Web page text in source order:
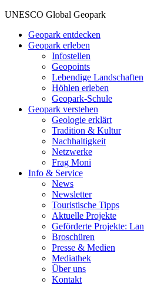
UNESCO Global Geopark
Geopark entdecken
Geopark erleben
Infostellen
Geopoints
Lebendige Landschaften
Höhlen erleben
Geopark-Schule
Geopark verstehen
Geologie erklärt
Tradition & Kultur
Nachhaltigkeit
Netzwerke
Frag Moni
Info & Service
News
Newsletter
Touristische Tipps
Aktuelle Projekte
Geförderte Projekte:
Broschüren
Presse & Medien
Mediathek
Über uns
Kontakt